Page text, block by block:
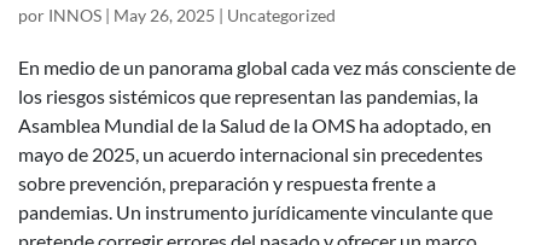
por INNOS | May 26, 2025 | Uncategorized
En medio de un panorama global cada vez más consciente de
los riesgos sistémicos que representan las pandemias, la
Asamblea Mundial de la Salud de la OMS ha adoptado, en
mayo de 2025, un acuerdo internacional sin precedentes
sobre prevención, preparación y respuesta frente a
pandemias. Un instrumento jurídicamente vinculante que